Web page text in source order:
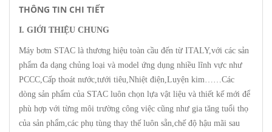
THÔNG TIN CHI TIẾT
I. GIỚI THIỆU CHUNG
Máy bơm STAC là thương hiệu toàn cầu đến từ ITALY,với các sản
phẩm đa dạng chủng loại và model ứng dụng nhiều lĩnh vực như
PCCC,Cấp thoát nước,tưới tiêu,Nhiệt điện,Luyện kim……Các
dòng sản phẩm của STAC luôn chọn lựa vật liệu và thiết kế mới để
phù hợp với từng môi trường công việc cũng như gia tăng tuổi thọ
của sản phẩm,các phụ tùng thay thế luôn sẵn,chế độ hậu mãi sau